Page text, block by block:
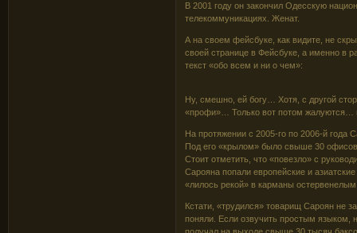
В 2001 году он закончил Одесскую
телекоммуникациях. Женат.
А на своем фейсбуке, как видите, не
своей странице в Фейсбуке, а именно в
текст «обо всем и ни о чем»:
Ну, смешно, ей богу… Хотя, с другой
«профи»… Только вот потом жалуются…
На протяжении с 2005-го по 2006-й года
Под его «крылом» было свыше 30
Стоит отметить, что «повезло» с
Сарояна попали европейские и
«лилось рекой» в карманы
Кстати, «трудился» товарищ Сароян не
поняли. Если озвучить простым языком,